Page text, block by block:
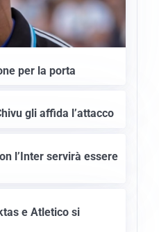
per la porta
gli affida l’attacco
l’Inter servirà essere
e Atletico si